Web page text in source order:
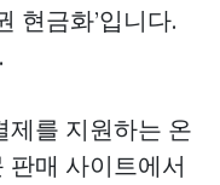
현금화’입니다.
제를 지원하는 온
판매 사이트에서